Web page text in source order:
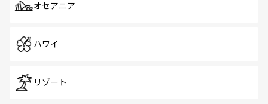
オセアニア
ハワイ
リゾート